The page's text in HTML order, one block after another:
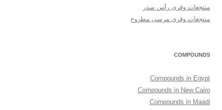
منتجعات وقرى رأس سدر
منتجعات وقرى مرسى مطروح
COMPOUNDS
Compounds in Egypt
Compounds in New Cairo
Compounds in Maadi